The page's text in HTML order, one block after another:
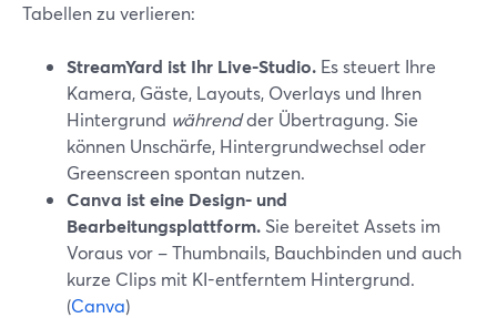
Tabellen zu verlieren:
StreamYard ist Ihr Live-Studio. Es steuert Ihre
Kamera, Gäste, Layouts, Overlays und Ihren
Hintergrund währendder Übertragung. Sie
können Unschärfe, Hintergrundwechsel oder
Greenscreen spontan nutzen.
Canva ist eine Design- und
Bearbeitungsplattform. Sie bereitet Assets im
Voraus vor – Thumbnails, Bauchbinden und auch
kurze Clips mit KI-entferntem Hintergrund.
(Canva)